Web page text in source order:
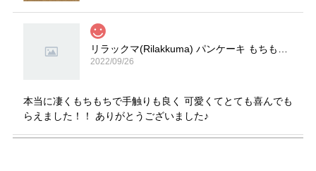
2022/09/26
本当に凄くもちもちで手触りも良く 可愛くてとても喜んでも
らえました！！ ありがとうございました♪